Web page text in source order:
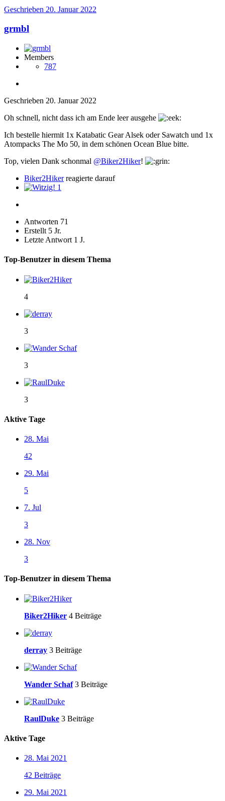
Geschrieben 20. Januar 2022
grmbl
Members
787
Geschrieben 20. Januar 2022
Oh schnell, nicht dass ich am Ende leer ausgehe
Ich bestelle hiermit 1x Katabatic Gear Alsek oder Sawatch und 1x
Atompacks The Mo 50, in dem schönen Ocean Blue bitte.
Top, vielen Dank schonmal @Biker2Hiker!
Biker2Hikerreagierte darauf
1
Antworten 71
Erstellt 5 Jr.
Letzte Antwort 1 J.
Top-Benutzer in diesem Thema
4
3
3
3
Aktive Tage
28. Mai
42
29. Mai
5
7. Jul
3
28. Nov
3
Top-Benutzer in diesem Thema
Biker2Hiker 4 Beiträge
derray 3 Beiträge
Wander Schaf 3 Beiträge
RaulDuke 3 Beiträge
Aktive Tage
28. Mai 2021
42 Beiträge
29. Mai 2021